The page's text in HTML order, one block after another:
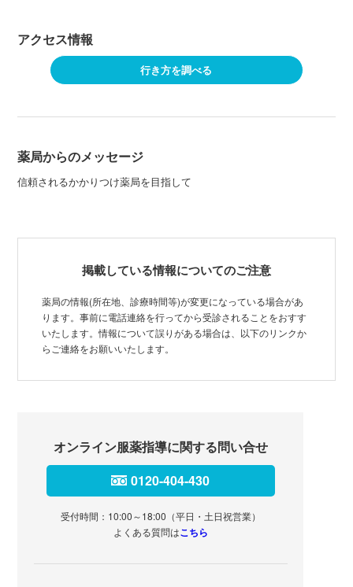
アクセス情報
行き方を調べる
薬局からのメッセージ
信頼されるかかりつけ薬局を目指して
掲載している情報についてのご注意
薬局の情報(所在地、診療時間等)が変更になっている場合があ
ります。事前に電話連絡を行ってから受診されることをおすす
いたします。情報について誤りがある場合は、以下のリンクか
らご連絡をお願いいたします。
オンライン服薬指導に関する問い合せ
0120-404-430
受付時間：10:00～18:00（平日・土日祝営業）
よくある質問はこちら